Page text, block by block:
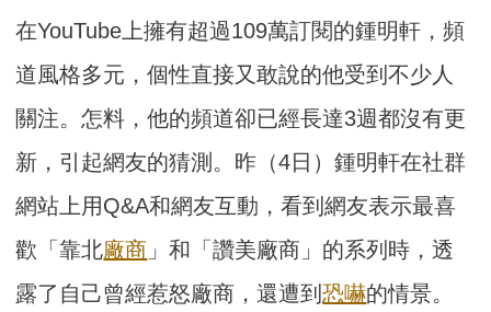
在YouTube上擁有超過109萬訂閱的鍾明軒，頻
道風格多元，個性直接又敢說的他受到不少人
關注。怎料，他的頻道卻已經長達3週都沒有更
新，引起網友的猜測。昨（4日）鍾明軒在社群
網站上用Q&A和網友互動，看到網友表示最喜
歡「靠北廠商 」和「讚美廠商」的系列時，透
露了自己曾經惹怒廠商，還遭到恐嚇的情景。